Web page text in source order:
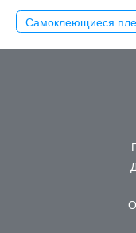
Самоклеющиеся